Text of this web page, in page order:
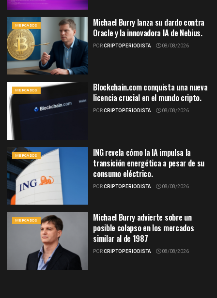
MERCADOS
Michael Burry lanza su dardo contra
Oracle y la innovadora IA de Nebius.
PORCRIPTOPERIODISTA 08/08/2026
MERCADOS
Blockchain.com conquista una nueva
licencia crucial en el mundo cripto.
PORCRIPTOPERIODISTA 08/08/2026
MERCADOS
ING revela cómo la IA impulsa la
transición energética a pesar de su
consumo eléctrico.
PORCRIPTOPERIODISTA 08/08/2026
MERCADOS
Michael Burry advierte sobre un
posible colapso en los mercados
similar al de 1987
PORCRIPTOPERIODISTA 08/08/2026